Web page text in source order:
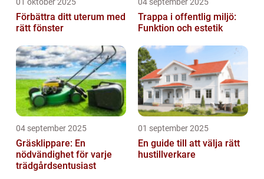
Förbättra ditt uterum med
rätt fönster
Trappa i offentlig miljö:
Funktion och estetik
04 september 2025
Gräsklippare: En
nödvändighet för varje
trädgårdsentusiast
01 september 2025
En guide till att välja rätt
hustillverkare